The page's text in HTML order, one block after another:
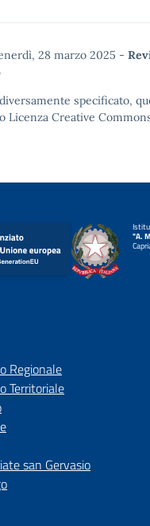
28 marzo 2025 -
specificato,
Licenza Creative
"A.
Regionale
Territoriale
san Gervasio